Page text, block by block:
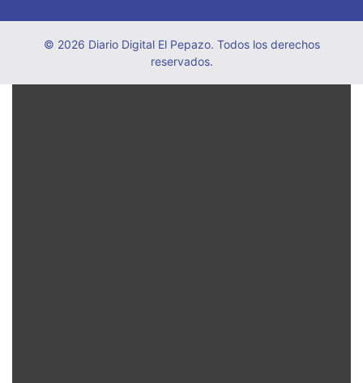
© 2026 Diario Digital El Pepazo. Todos los derechos
reservados.